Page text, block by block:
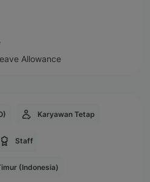
Allowance
Karyawan Tetap
Staff
(Indonesia)